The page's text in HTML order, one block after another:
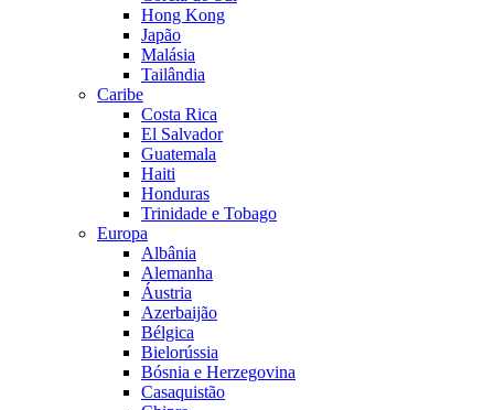
Hong Kong
Japão
Malásia
Tailândia
Caribe
Costa Rica
El Salvador
Guatemala
Haiti
Honduras
Trinidade e Tobago
Europa
Albânia
Alemanha
Áustria
Azerbaijão
Bélgica
Bielorússia
Bósnia e Herzegovina
Casaquistão